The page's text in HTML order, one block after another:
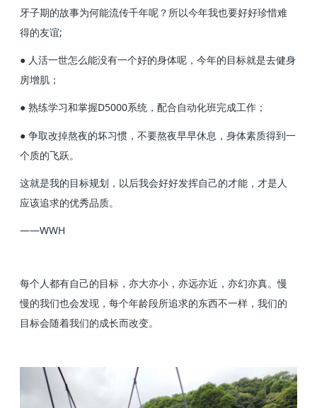
牙子期的故事为何能流传千年呢？所以今年我也要好好珍惜难
得的友谊;
● 人活一世怎么能没有一个好的身体呢，今年的目标就是去健身
房增肌；
● 熟练学习和掌握D5000系统，配合自动化班完成工作；
● 争取改掉熬夜的坏习惯，不要熬夜早早休息，身体素质得到一
个质的飞跃。
这就是我的目标规划，以后我会好好发挥自己的才能，才是人
应该追求的优秀品质。
——WWH
每个人都有自己的目标，亦大亦小，亦远亦近，亦幻亦真。慢
慢的我们也会发现，每个年龄段所追求的东西不一样，我们的
目标会随着我们的成长而改变。